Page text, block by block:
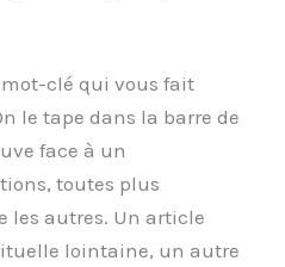
mot-clé qui vous fait
le tape dans la barre de
face à un
toutes plus
les autres. Un article
lointaine, un autre